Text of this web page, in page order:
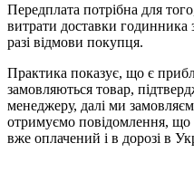
Передплата потрібна для
витрати доставки
разі відмови покупця.
Практика показує, що є
замовляються товар,
менеджеру, далі ми
отримуємо повідомлення,
вже оплачений і в дорозі в